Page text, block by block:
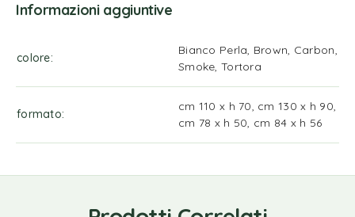
Informazioni aggiuntive
colore
Bianco Perla, Brown, Carbon,
Smoke, Tortora
formato
cm 110 x h 70, cm 130 x h 90,
cm 78 x h 50, cm 84 x h 56